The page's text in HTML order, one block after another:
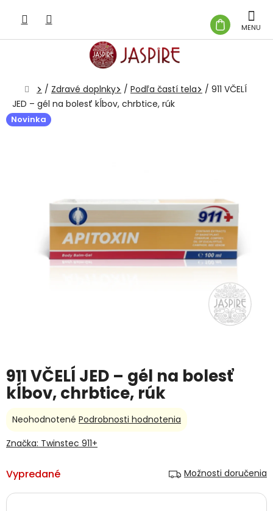
obsah
KOŠÍK
Domov
/ Zdravé doplnky / Podľa častí tela / 911 VČELÍ
JED – gél na bolesť kĺbov, chrbtice, rúk
Novinka
911 VČELÍ JED – gél na bolesť
kĺbov, chrbtice, rúk
Vypredané Možnosti doručenia
Priemerné
produktu
z
Neohodnotené Podrobnosti hodnotenia
Značka: Twinstec 911+